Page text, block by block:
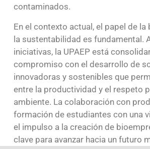
contaminados.
En el contexto actual, el papel de
la sustentabilidad es fundamental.
iniciativas, la UPAEP está
compromiso con el desarrollo de
innovadoras y sostenibles que
entre la productividad y el respeto
ambiente. La colaboración con
formación de estudiantes con una
el impulso a la creación de
clave para avanzar hacia un futuro